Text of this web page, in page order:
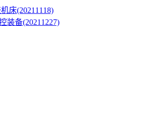
床(20211118)
装备(20211227)